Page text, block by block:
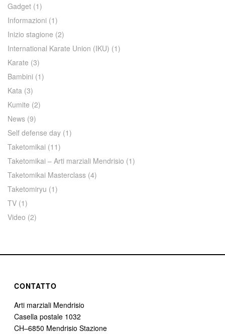
Gadget (1)
Informazioni (1)
Inizio stagione (2)
International Karate Union (IKU) (1)
Karate (3)
Bambini (1)
Kata (3)
Kumite (2)
News (9)
Self defense day (1)
Taketomikai (11)
Taketomikai – Arti marziali Mendrisio (1)
Taketomikai Masterclass (4)
Taketomiryu (1)
TV (1)
Video (2)
CONTATTO
Arti marziali Mendrisio
Casella postale 1032
CH–6850 Mendrisio Stazione